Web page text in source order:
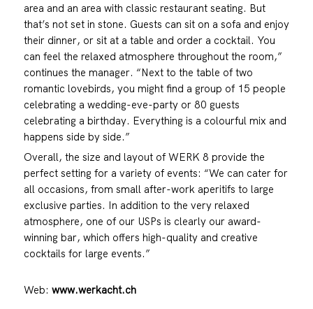
area and an area with classic restaurant seating. But
that’s not set in stone. Guests can sit on a sofa and enjoy
their dinner, or sit at a table and order a cocktail. You
can feel the relaxed atmosphere throughout the room,”
continues the manager. “Next to the table of two
romantic lovebirds, you might find a group of 15 people
celebrating a wedding-eve-party or 80 guests
celebrating a birthday. Everything is a colourful mix and
happens side by side.”
Overall, the size and layout of WERK 8 provide the
perfect setting for a variety of events: “We can cater for
all occasions, from small after-work aperitifs to large
exclusive parties. In addition to the very relaxed
atmosphere, one of our USPs is clearly our award-
winning bar, which offers high-quality and creative
cocktails for large events.”
Web: www.werkacht.ch